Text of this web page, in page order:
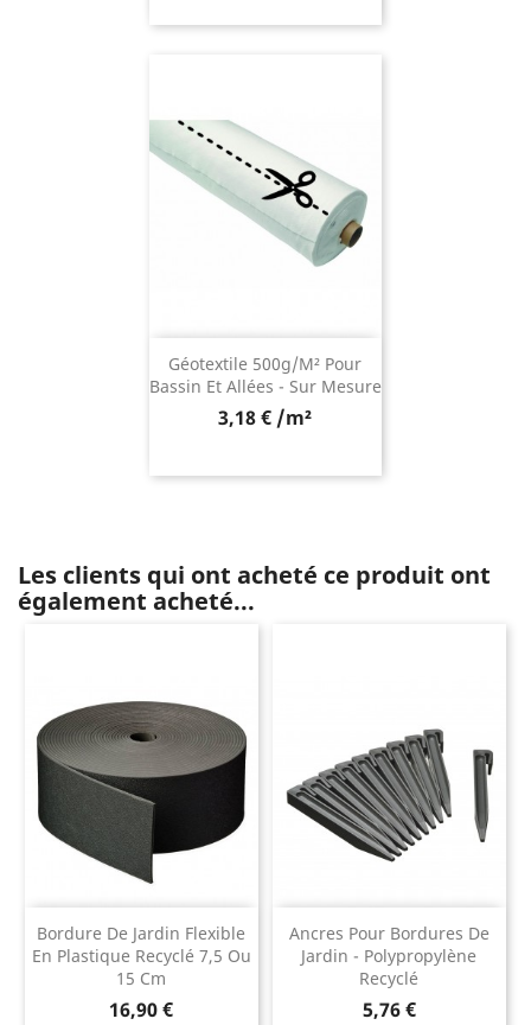
Géotextile 500g/m² Pour
Bassin Et Allées - Sur Mesure
3,18 € /m²
Les clients qui ont acheté ce produit ont
également acheté...
Bordure De Jardin Flexible
En Plastique Recyclé 7,5 Ou
15 Cm
Prix
16,90 €
Ancres Pour Bordures De
Jardin - Polypropylène
Recyclé
Prix
5,76 €